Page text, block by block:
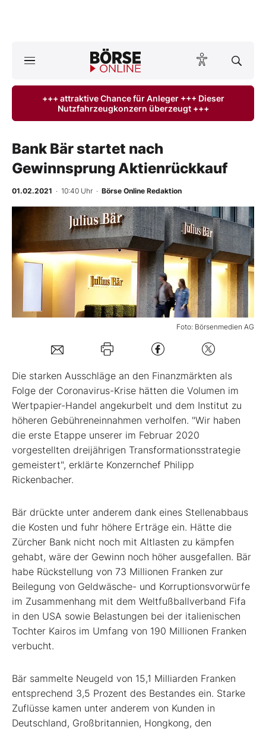
ktuelle Ausgabe BÖRSE ONLINE lesen
Anlageprodukte
Finanz-Check
BO-Musterdepots
Experten
Mein B:O
Kontakt
+++ attraktive Chance für Anleger +++ Dieser
Nutzfahrzeugkonzern überzeugt +++
Bank Bär startet nach
Gewinnsprung Aktienrückkauf
01.02.2021 · 10:40 Uhr · Börse Online Redaktion
Foto: Börsenmedien AG
Die starken Ausschläge an den Finanzmärkten als
Folge der Coronavirus-Krise hätten die Volumen im
Wertpapier-Handel angekurbelt und dem Institut zu
höheren Gebühreneinnahmen verholfen. "Wir haben
die erste Etappe unserer im Februar 2020
vorgestellten dreijährigen Transformationsstrategie
gemeistert", erklärte Konzernchef Philipp
Rickenbacher.
Bär drückte unter anderem dank eines Stellenabbaus
die Kosten und fuhr höhere Erträge ein. Hätte die
Zürcher Bank nicht noch mit Altlasten zu kämpfen
gehabt, wäre der Gewinn noch höher ausgefallen. Bär
habe Rückstellung von 73 Millionen Franken zur
Beilegung von Geldwäsche- und Korruptionsvorwürfe
im Zusammenhang mit dem Weltfußballverband Fifa
in den USA sowie Belastungen bei der italienischen
Tochter Kairos im Umfang von 190 Millionen Franken
verbucht.
Bär sammelte Neugeld von 15,1 Milliarden Franken
entsprechend 3,5 Prozent des Bestandes ein. Starke
Zuflüsse kamen unter anderem von Kunden in
Deutschland, Großbritannien, Hongkong, den